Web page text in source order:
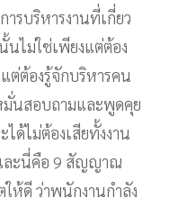
รบริหารงานที่เกี่ยว
ไม่ใช่เพียงแต่ต้อง
ต่ต้องรู้จักบริหารคน
มั่นสอบถามและพูดคุย
ด้ไม่ต้องเสียทั้งงาน
ละนี่คือ 9 สัญญาณ
ให้ดี ว่าพนักงานกำลัง